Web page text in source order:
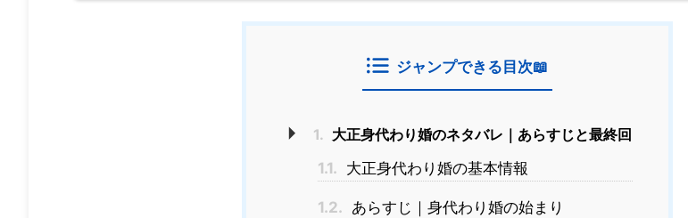
ジャンプできる目次📖
1. 大正身代わり婚のネタバレ｜あらすじと最終回
1.1. 大正身代わり婚の基本情報
1.2. あらすじ｜身代わり婚の始まり